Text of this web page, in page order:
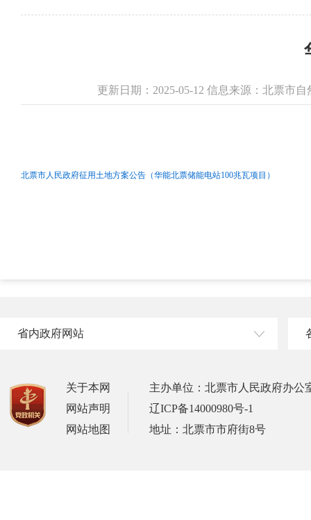
更新日期：2025-05-12 信息来源：北票市
北票市人民政府征用土地方案公告（华能北票储能电站100兆瓦项目）
省内政府网站
关于本网
网站声明
网站地图
主办单位：北票市人民政府办公
辽ICP备14000980号-1
地址：北票市市府街8号